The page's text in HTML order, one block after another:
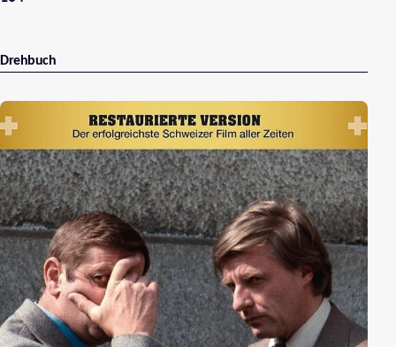
Drehbuch